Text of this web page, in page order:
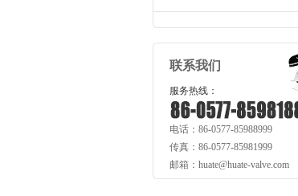
联系我们
服务热线：
电话：86-0577-85988999
传真：86-0577-85981999
邮箱：huate@huate-valve.com